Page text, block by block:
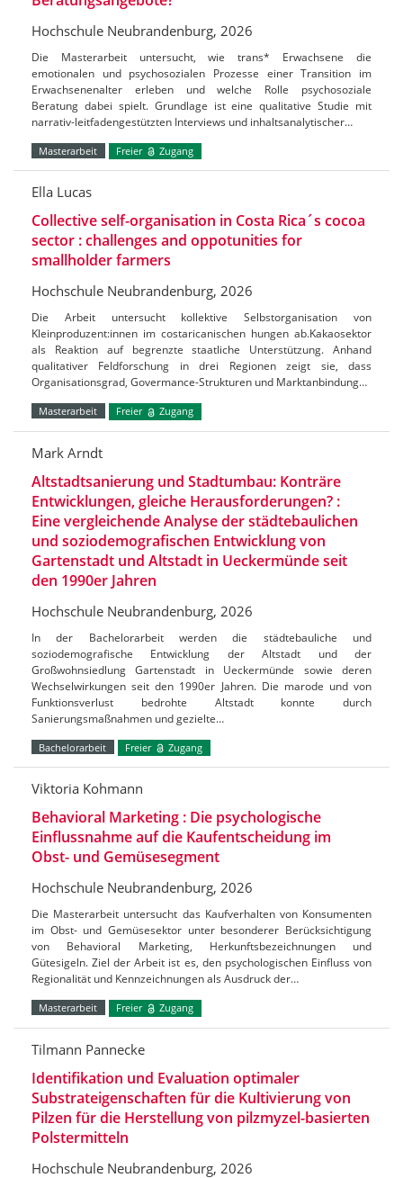
Hochschule Neubrandenburg, 2026
Die Masterarbeit untersucht, wie trans* Erwachsene die
emotionalen und psychosozialen Prozesse einer Transition im
Erwachsenenalter erleben und welche Rolle psychosoziale
Beratung dabei spielt. Grundlage ist eine qualitative Studie mit
narrativ-leitfadengestützten Interviews und inhaltsanalytischer…
Masterarbeit Freier Zugang
Ella Lucas
Collective self-organisation in Costa Rica´s cocoa
sector : challenges and oppotunities for
smallholder farmers
Hochschule Neubrandenburg, 2026
Die Arbeit untersucht kollektive Selbstorganisation von
Kleinproduzent:innen im costaricanischen hungen ab.Kakaosektor
als Reaktion auf begrenzte staatliche Unterstützung. Anhand
qualitativer Feldforschung in drei Regionen zeigt sie, dass
Organisationsgrad, Govermance-Strukturen und Marktanbindung…
Masterarbeit Freier Zugang
Mark Arndt
Altstadtsanierung und Stadtumbau: Konträre
Entwicklungen, gleiche Herausforderungen? :
Eine vergleichende Analyse der städtebaulichen
und soziodemografischen Entwicklung von
Gartenstadt und Altstadt in Ueckermünde seit
den 1990er Jahren
Hochschule Neubrandenburg, 2026
In der Bachelorarbeit werden die städtebauliche und
soziodemografische Entwicklung der Altstadt und der
Großwohnsiedlung Gartenstadt in Ueckermünde sowie deren
Wechselwirkungen seit den 1990er Jahren. Die marode und von
Funktionsverlust bedrohte Altstadt konnte durch
Sanierungsmaßnahmen und gezielte…
Bachelorarbeit Freier Zugang
Viktoria Kohmann
Behavioral Marketing : Die psychologische
Einflussnahme auf die Kaufentscheidung im
Obst- und Gemüsesegment
Hochschule Neubrandenburg, 2026
Die Masterarbeit untersucht das Kaufverhalten von Konsumenten
im Obst- und Gemüsesektor unter besonderer Berücksichtigung
von Behavioral Marketing, Herkunftsbezeichnungen und
Gütesigeln. Ziel der Arbeit ist es, den psychologischen Einfluss von
Regionalität und Kennzeichnungen als Ausdruck der…
Masterarbeit Freier Zugang
Tilmann Pannecke
Identifikation und Evaluation optimaler
Substrateigenschaften für die Kultivierung von
Pilzen für die Herstellung von pilzmyzel-basierten
Polstermitteln
Hochschule Neubrandenburg, 2026